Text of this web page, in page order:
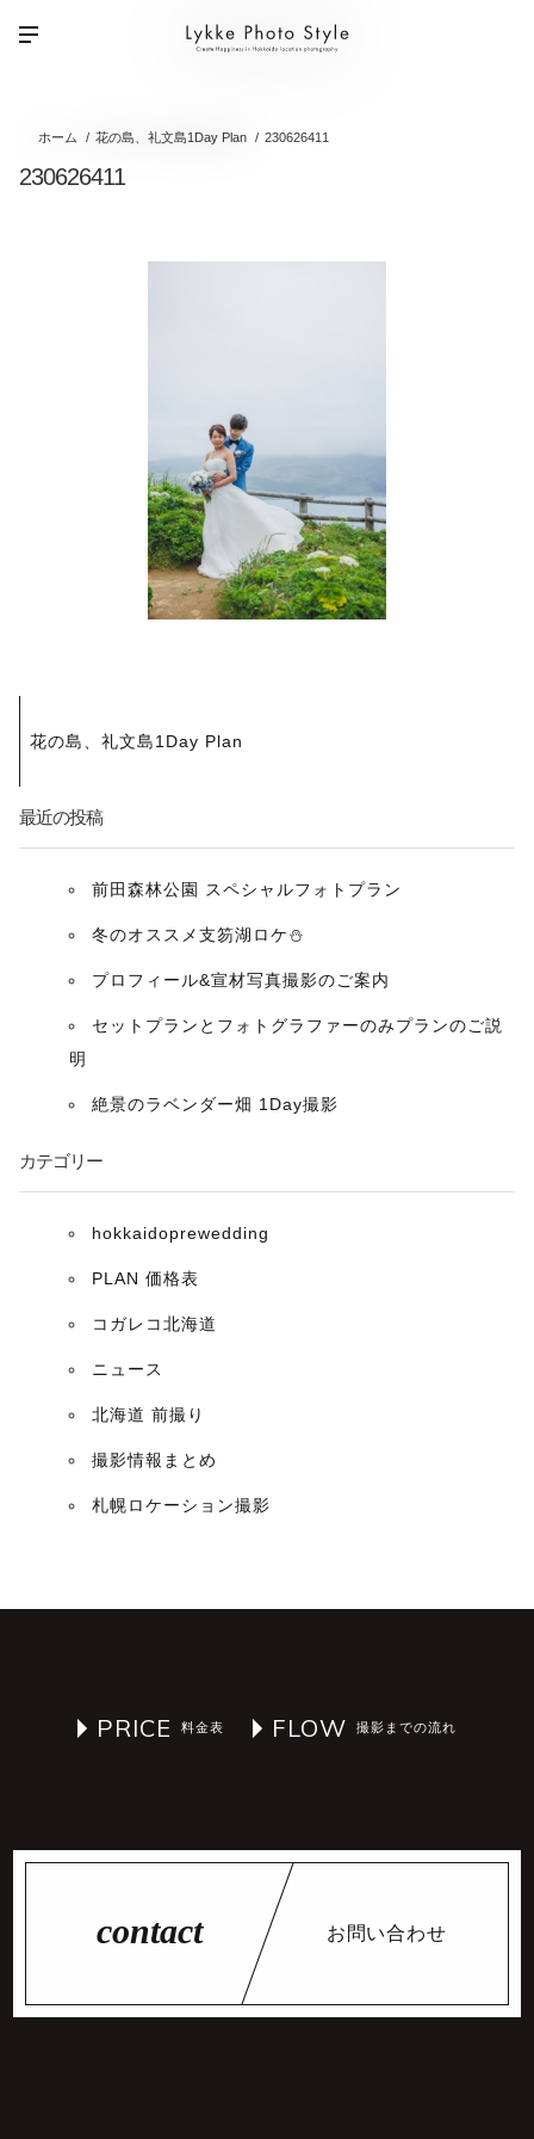
ホーム 花の島、礼文島1Day Plan 230626411
230626411
投
稿
ナ
ン
花の島、礼文島1Day Plan
最近の投稿
前田森林公園 スペシャルフォトプラン
冬のオススメ支笏湖ロケ⛄️
プロフィール&宣材写真撮影のご案内
セットプランとフォトグラファーのみプランのご説
明
絶景のラベンダー畑 1Day撮影
カテゴリー
hokkaidoprewedding
PLAN 価格表
コガレコ北海道
ニュース
北海道 前撮り
撮影情報まとめ
札幌ロケーション撮影
PRICE FLOW
お問い合わせ